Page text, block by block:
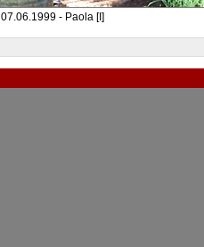
07.06.1999 - Paola [I]